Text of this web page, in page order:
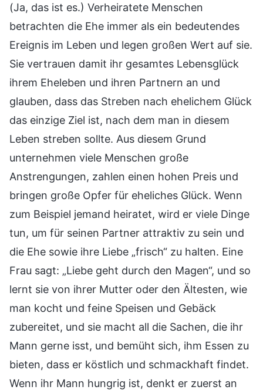
(Ja, das ist es.) Verheiratete Menschen
betrachten die Ehe immer als ein bedeutendes
Ereignis im Leben und legen großen Wert auf sie.
Sie vertrauen damit ihr gesamtes Lebensglück
ihrem Eheleben und ihren Partnern an und
glauben, dass das Streben nach ehelichem Glück
das einzige Ziel ist, nach dem man in diesem
Leben streben sollte. Aus diesem Grund
unternehmen viele Menschen große
Anstrengungen, zahlen einen hohen Preis und
bringen große Opfer für eheliches Glück. Wenn
zum Beispiel jemand heiratet, wird er viele Dinge
tun, um für seinen Partner attraktiv zu sein und
die Ehe sowie ihre Liebe „frisch“ zu halten. Eine
Frau sagt: „Liebe geht durch den Magen“, und so
lernt sie von ihrer Mutter oder den Ältesten, wie
man kocht und feine Speisen und Gebäck
zubereitet, und sie macht all die Sachen, die ihr
Mann gerne isst, und bemüht sich, ihm Essen zu
bieten, dass er köstlich und schmackhaft findet.
Wenn ihr Mann hungrig ist, denkt er zuerst an